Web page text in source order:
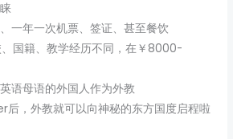
一年一次机票、签证、甚至餐饮
国籍、教学经历不同，在￥8000-
语母语的外国人作为外教
，外教就可以向神秘的东方国度启程啦